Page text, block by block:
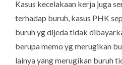
Kasus kecelakaan kerja juga
terhadap buruh, kasus PHK
buruh yg dijeda tidak
berupa memo yg merugikan
lainya yang merugikan buruh